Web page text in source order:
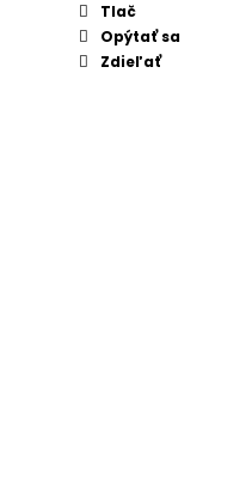
Tlač
Opýtať sa
Zdieľať